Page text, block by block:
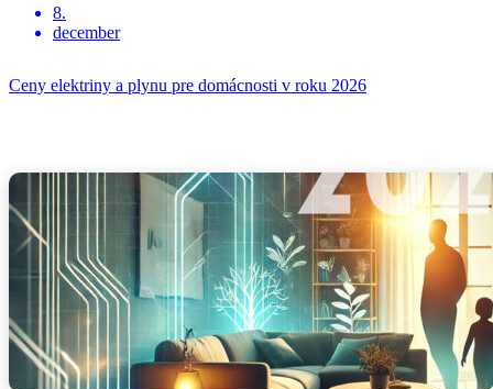
8.
december
Ceny elektriny a plynu pre domácnosti v roku 2026